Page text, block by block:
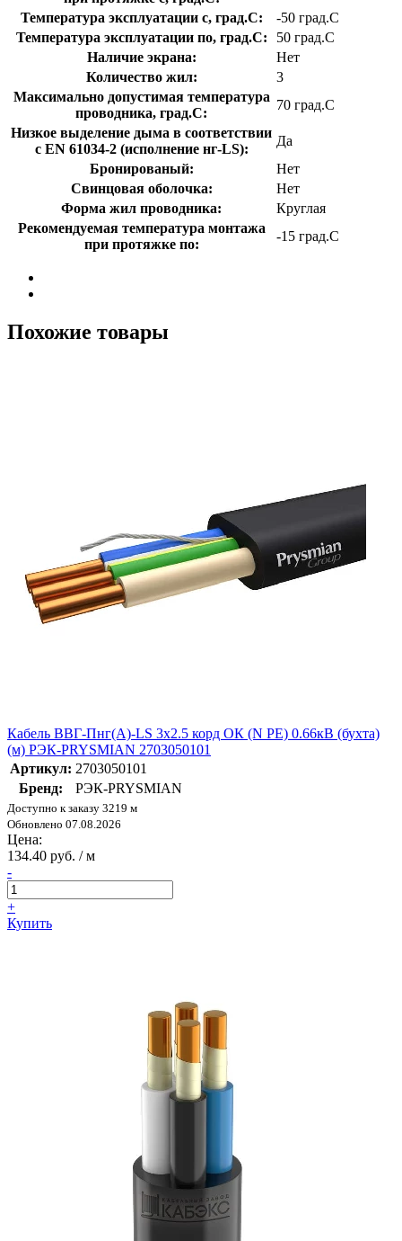
Температура эксплуатации с, град.C:
-50 град.C
Температура эксплуатации по, град.C:
50 град.C
Наличие экрана:
Нет
Количество жил:
3
Максимально допустимая температура
проводника, град.C:
70 град.C
Низкое выделение дыма в соответствии
с EN 61034-2 (исполнение нг-LS):
Да
Бронированый:
Нет
Свинцовая оболочка:
Нет
Форма жил проводника:
Круглая
Рекомендуемая температура монтажа
при протяжке по:
-15 град.C
Похожие товары
Кабель ВВГ-Пнг(А)-LS 3х2.5 корд ОК (N PE) 0.66кВ (бухта)
(м) РЭК-PRYSMIAN 2703050101
Артикул: 2703050101
Бренд:
РЭК-PRYSMIAN
Доступно к заказу 3219 м
Обновлено 07.08.2026
Цена:
134.40 руб. / м
-
+
Купить